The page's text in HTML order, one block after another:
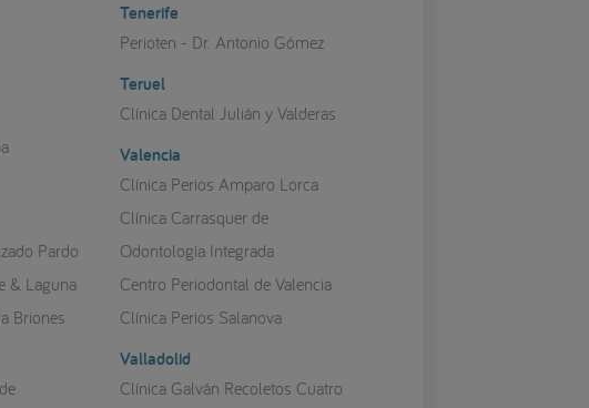
Pardo
& Laguna
Briones
Tenerife
Perioten - Dr. Antonio Gómez
Teruel
Clínica Dental Julián y Valderas
Valencia
Clínica Perios Amparo Lorca
Clínica Carrasquer de
Odontología Integrada
Centro Periodontal de Valencia
Clínica Perios Salanova
Valladolid
Clínica Galván Recoletos Cuatro